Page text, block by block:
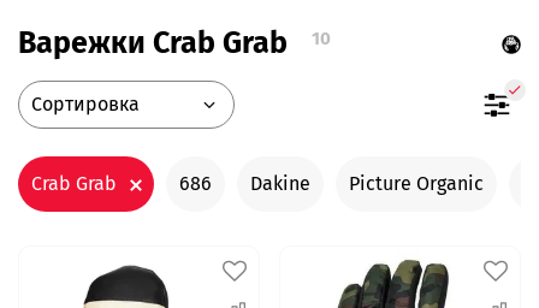
Варежки Crab Grab 10
Crab Grab 686 Dakine Picture Organic